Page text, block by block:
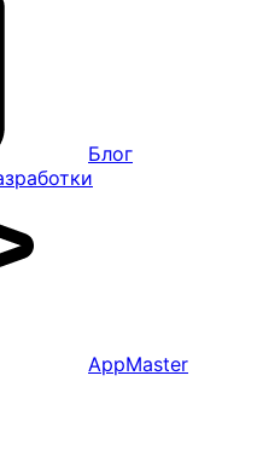
Блог
AppMaster